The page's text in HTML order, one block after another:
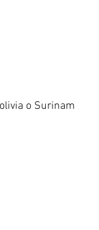
o Surinam